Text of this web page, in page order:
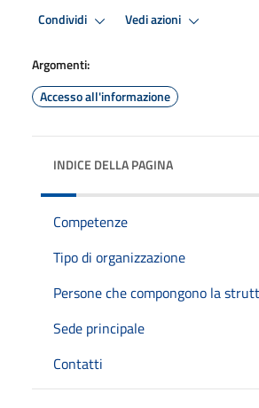
Condividi Vedi azioni
Argomenti:
Accesso all'informazione
INDICE DELLA PAGINA
Competenze
Tipo di organizzazione
Persone che compongono la
Sede principale
Contatti